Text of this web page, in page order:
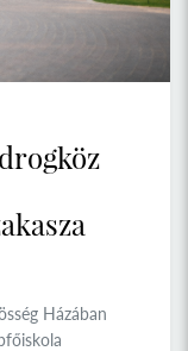
Házában